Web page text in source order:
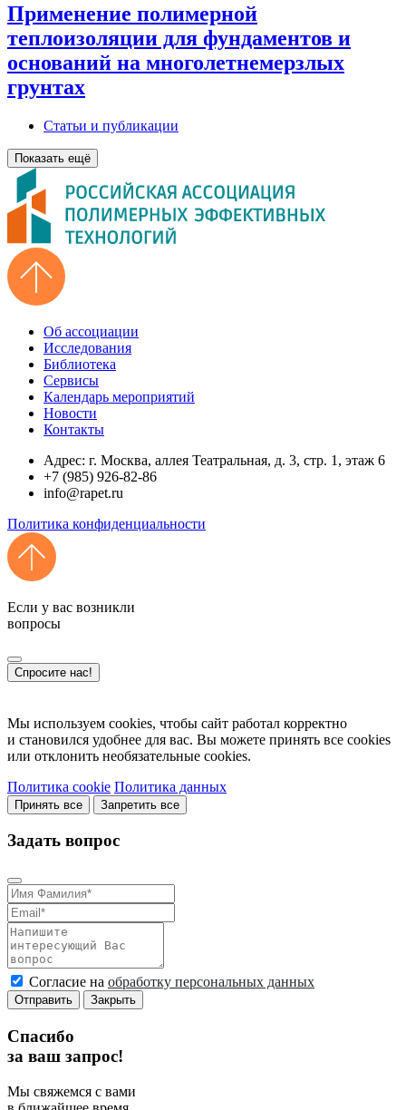
Применение полимерной
теплоизоляции для фундаментов и
оснований на многолетнемерзлых
грунтах
Статьи и публикации
Показать ещё
Об ассоциации
Исследования
Библиотека
Сервисы
Календарь мероприятий
Новости
Контакты
Адрес: г. Москва, аллея Театральная, д. 3, стр. 1, этаж 6
+7 (985) 926-82-86
info@rapet.ru
Политика конфиденциальности
Если у вас возникли
вопросы
Спросите нас!
Мы используем cookies, чтобы сайт работал корректно
и становился удобнее для вас. Вы можете принять все cookies
или отклонить необязательные cookies.
Политика cookie Политика данных
Принять все Запретить все
Задать вопрос
Согласие на обработку персональных данных
Отправить Закрыть
Спасибо
за ваш запрос!
Мы свяжемся с вами